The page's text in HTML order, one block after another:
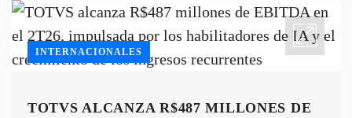
INTERNACIONALES
TOTVS ALCANZA R$487 MILLONES DE